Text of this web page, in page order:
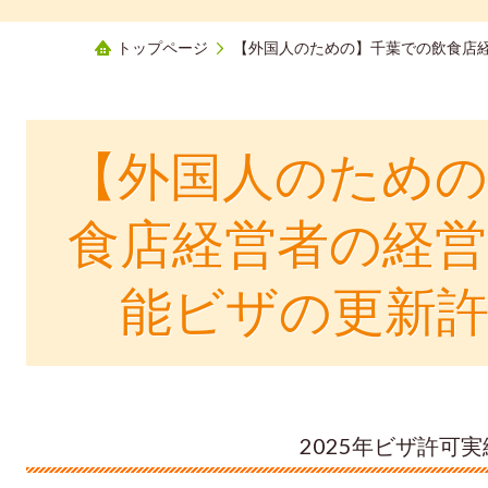
トップページ 【外国人のための】千葉での飲食
【外国人のため
食店経営者の経
能ビザの更新
2025年ビザ許可実